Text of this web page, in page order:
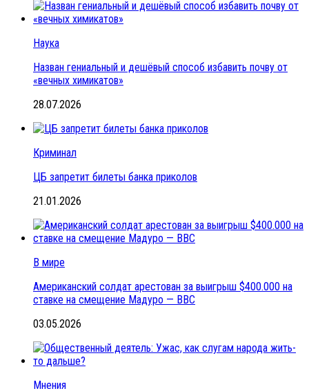
Наука
Назван гениальный и дешёвый способ избавить почву от
«вечных химикатов»
28.07.2026
Криминал
ЦБ запретит билеты банка приколов
21.01.2026
В мире
Американский солдат арестован за выигрыш $400.000 на
ставке на смещение Мадуро — BBC
03.05.2026
Мнения